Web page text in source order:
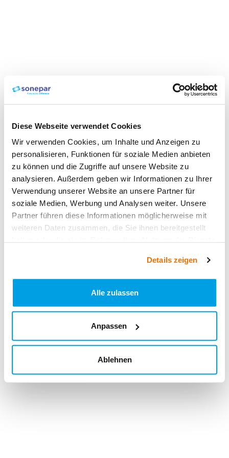
Diese Webseite verwendet Cookies
Wir verwenden Cookies, um Inhalte und Anzeigen zu
personalisieren, Funktionen für soziale Medien anbieten
zu können und die Zugriffe auf unsere Website zu
analysieren. Außerdem geben wir Informationen zu Ihrer
Verwendung unserer Website an unsere Partner für
soziale Medien, Werbung und Analysen weiter. Unsere
Partner führen diese Informationen möglicherweise mit
weiteren Daten zusammen, die Sie ihnen bereitgestellt
Details zeigen
Alle zulassen
Anpassen
Ablehnen